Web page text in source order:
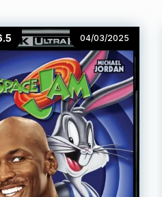
04/03/2025